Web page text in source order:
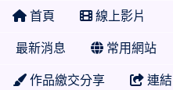
首頁 線上影片
最新消息 常用網站
作品繳交分享 連結